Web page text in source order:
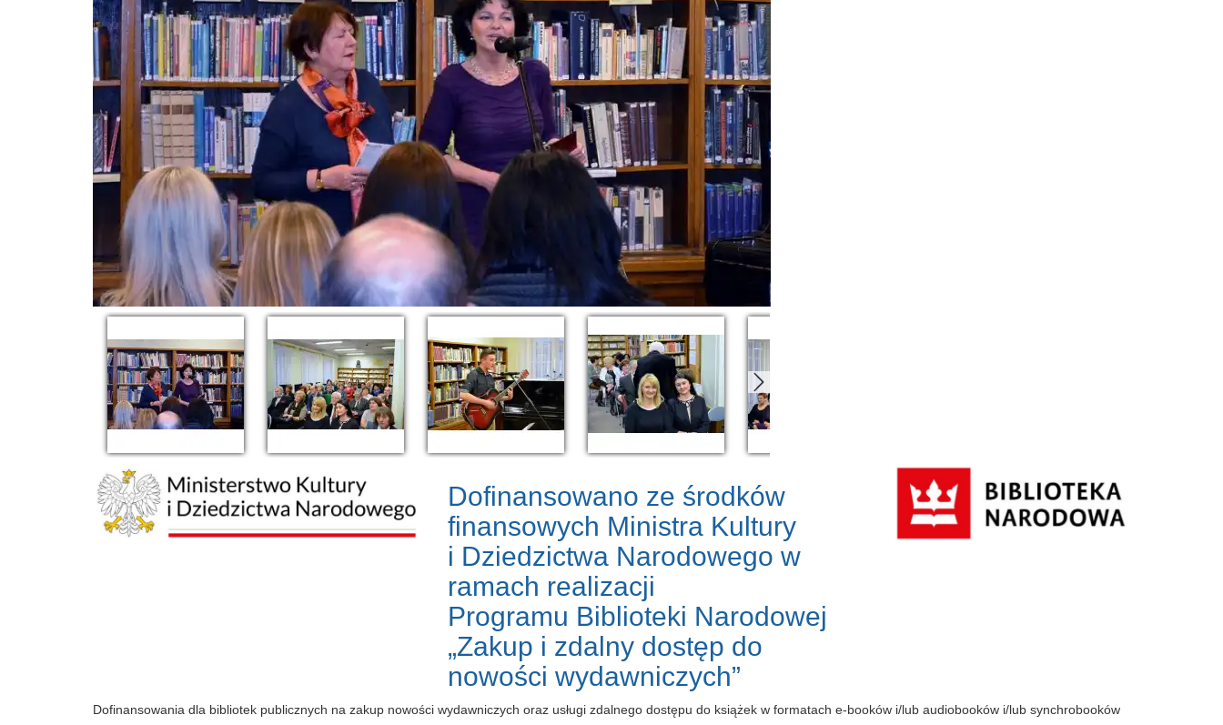
Dofinansowano ze środków
finansowych Ministra Kultury
i Dziedzictwa Narodowego w
ramach realizacji
Programu Biblioteki Narodowej
„Zakup i zdalny dostęp do
nowości wydawniczych”
Dofinansowania dla bibliotek publicznych na zakup nowości wydawniczych oraz usługi zdalnego dostępu do książek w formatach e-booków i/lub audiobooków i/lub synchrobooków